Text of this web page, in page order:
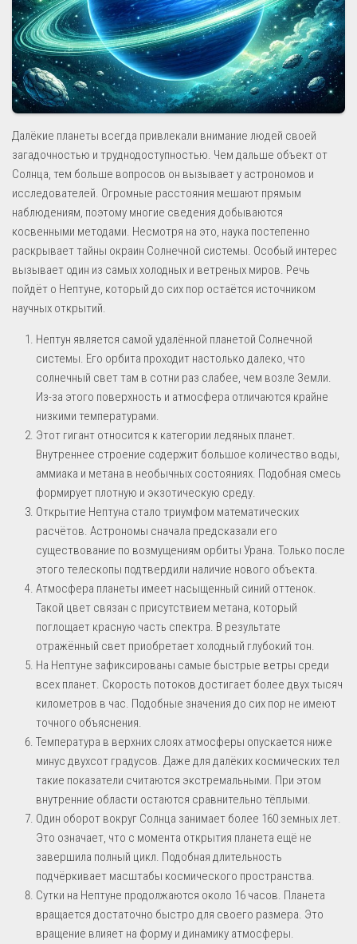
Далёкие планеты всегда привлекали внимание людей своей
загадочностью и труднодоступностью. Чем дальше объект от
Солнца, тем больше вопросов он вызывает у астрономов и
исследователей. Огромные расстояния мешают прямым
наблюдениям, поэтому многие сведения добываются
косвенными методами. Несмотря на это, наука постепенно
раскрывает тайны окраин Солнечной системы. Особый интерес
вызывает один из самых холодных и ветреных миров. Речь
пойдёт о Нептуне, который до сих пор остаётся источником
научных открытий.
Нептун является самой удалённой планетой Солнечной
системы. Его орбита проходит настолько далеко, что
солнечный свет там в сотни раз слабее, чем возле Земли.
Из-за этого поверхность и атмосфера отличаются крайне
низкими температурами.
Этот гигант относится к категории ледяных планет.
Внутреннее строение содержит большое количество воды,
аммиака и метана в необычных состояниях. Подобная смесь
формирует плотную и экзотическую среду.
Открытие Нептуна стало триумфом математических
расчётов. Астрономы сначала предсказали его
существование по возмущениям орбиты Урана. Только после
этого телескопы подтвердили наличие нового объекта.
Атмосфера планеты имеет насыщенный синий оттенок.
Такой цвет связан с присутствием метана, который
поглощает красную часть спектра. В результате
отражённый свет приобретает холодный глубокий тон.
На Нептуне зафиксированы самые быстрые ветры среди
всех планет. Скорость потоков достигает более двух тысяч
километров в час. Подобные значения до сих пор не имеют
точного объяснения.
Температура в верхних слоях атмосферы опускается ниже
минус двухсот градусов. Даже для далёких космических тел
такие показатели считаются экстремальными. При этом
внутренние области остаются сравнительно тёплыми.
Один оборот вокруг Солнца занимает более 160 земных лет.
Это означает, что с момента открытия планета ещё не
завершила полный цикл. Подобная длительность
подчёркивает масштабы космического пространства.
Сутки на Нептуне продолжаются около 16 часов. Планета
вращается достаточно быстро для своего размера. Это
вращение влияет на форму и динамику атмосферы.